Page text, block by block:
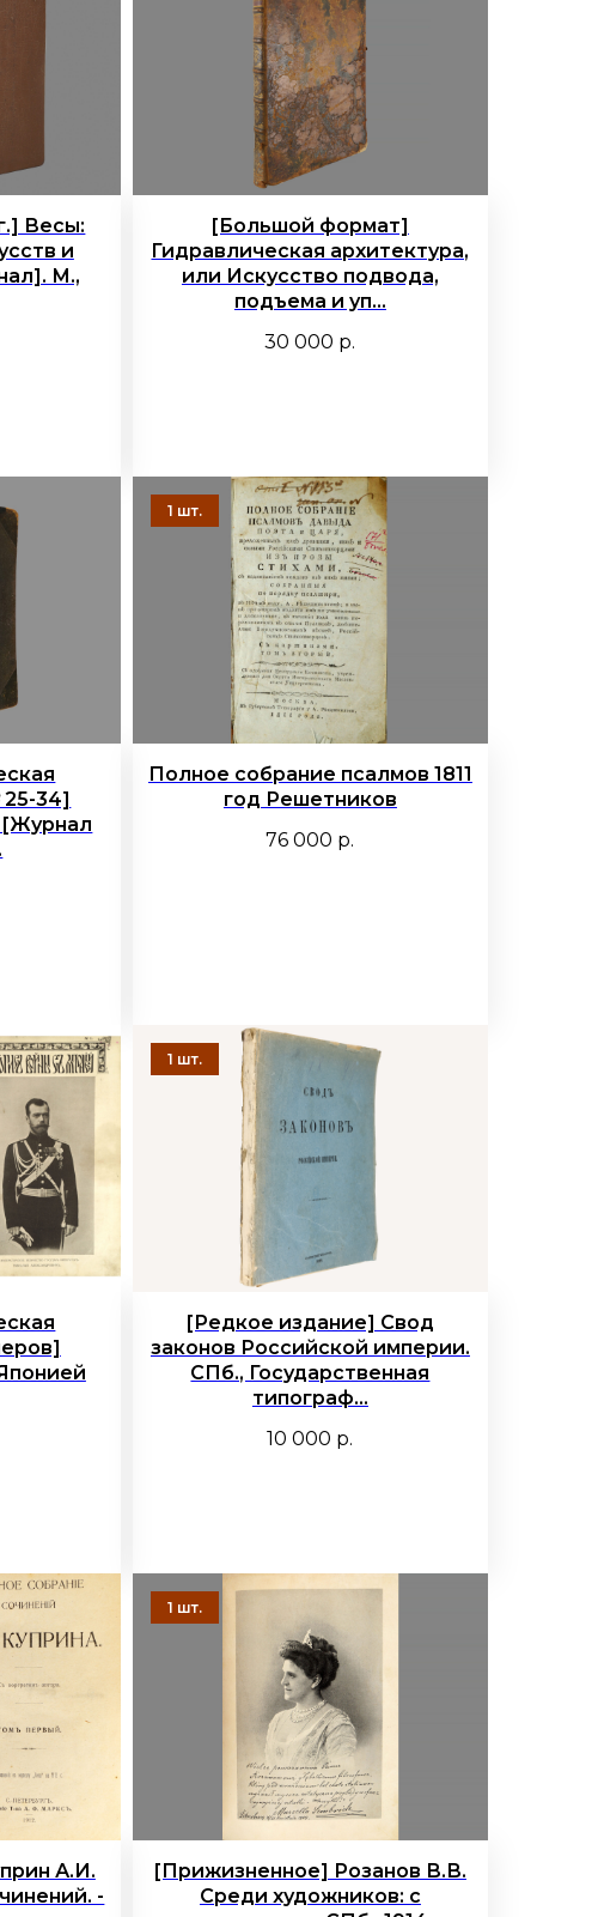
Весы:
и
М.,
[Большой формат]
Гидравлическая архитектура,
или Искусство подвода,
подъема и уп...
30 000 р.
25-34]
[Журнал
Полное собрание псалмов 1811
год Решетников
76 000 р.
[Редкое издание] Свод
законов Российской империи.
СПб., Государственная
типограф...
10 000 р.
А.И.
-
[Прижизненное] Розанов В.В.
Среди художников: с